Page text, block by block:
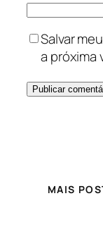
Salvar
a próxima
MAIS